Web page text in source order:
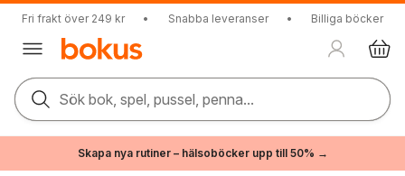
Fri frakt över 249 kr • Snabba leveranser • Billiga böcker
Sök bok, spel, pussel, penna...
Skapa nya rutiner – hälsoböcker upp till 50% →